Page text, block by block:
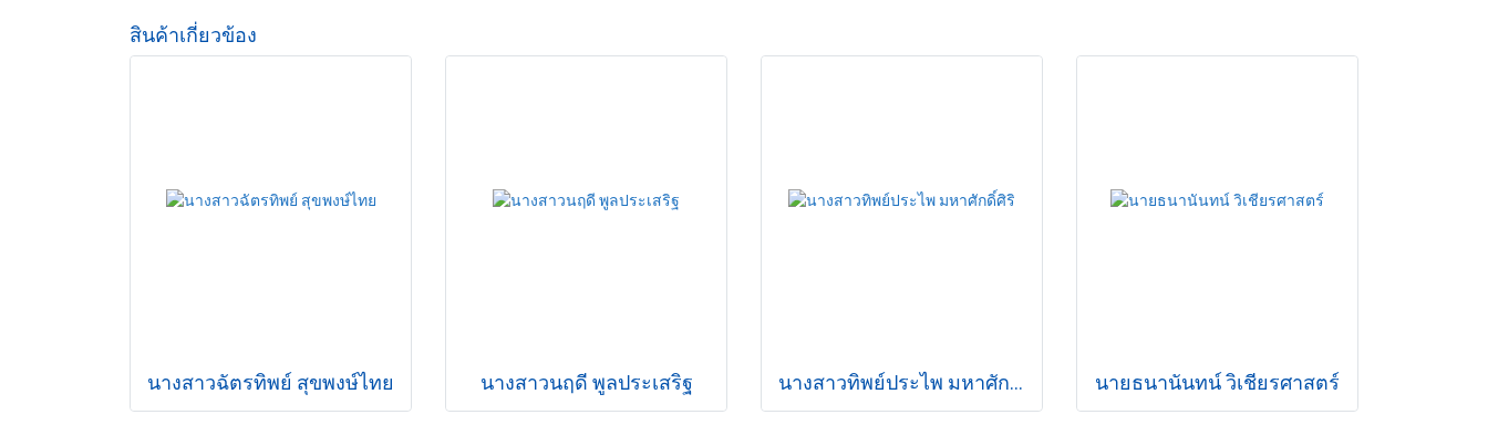
สินค้าเกี่ยวข้อง
นางสาวฉัตรทิพย์ สุขพงษ์ไทย นางสาวนฤดี พูลประเสริฐ นางสาวทิพย์ประไพ มหาศักดิ์ศิริ นายธนานันทน์ วิเชียรศาสตร์